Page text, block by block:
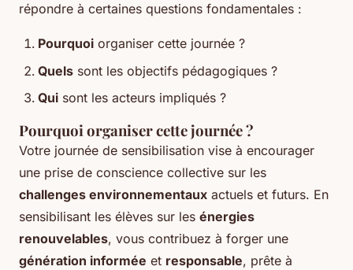
répondre à certaines questions fondamentales :
Pourquoi organiser cette journée ?
Quels sont les objectifs pédagogiques ?
Qui sont les acteurs impliqués ?
Pourquoi organiser cette journée ?
Votre journée de sensibilisation vise à encourager
une prise de conscience collective sur les
challenges environnementaux actuels et futurs. En
sensibilisant les élèves sur les énergies
renouvelables, vous contribuez à forger une
génération informée et responsable, prête à